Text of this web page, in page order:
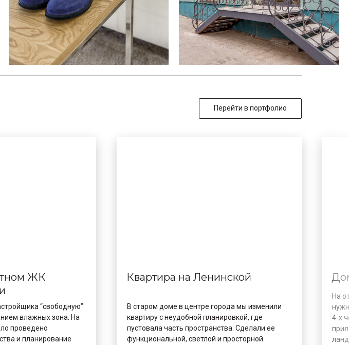
Перейти в портфолио
Квартира на Ленинской
В старом доме в центре города мы изменили
квартиру с неудобной планировкой, где
пустовала часть пространства. Сделали ее
функциональной, светлой и просторной
ЖК
“свободную”
влажных зона. На
проведено
и планирование
На
4-х